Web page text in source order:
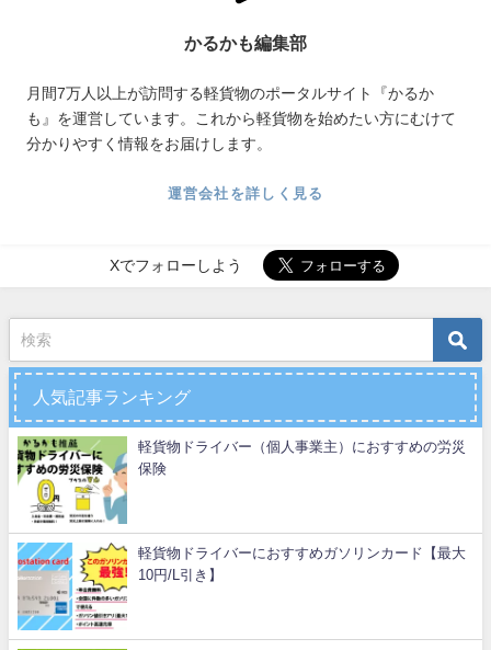
かるかも編集部
月間7万人以上が訪問する軽貨物のポータルサイト『かるか
も』を運営しています。これから軽貨物を始めたい方にむけて
分かりやすく情報をお届けします。
運営会社を詳しく見る
Xでフォローしよう
人気記事ランキング
軽貨物ドライバー（個人事業主）におすすめの労災
保険
軽貨物ドライバーにおすすめガソリンカード【最大
10円/L引き】